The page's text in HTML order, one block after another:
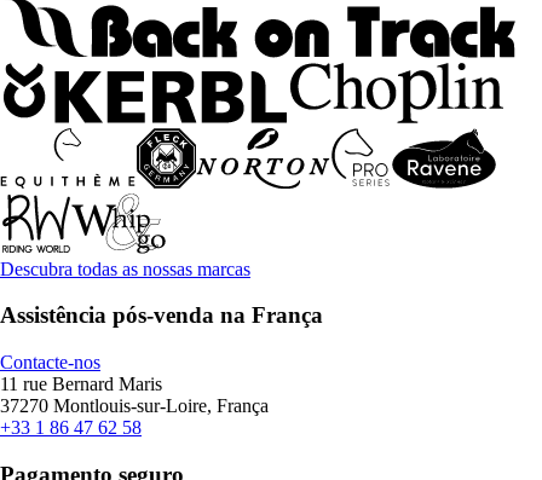
Descubra todas as nossas marcas
Assistência pós-venda na França
Contacte-nos
11 rue Bernard Maris
37270 Montlouis-sur-Loire, França
+33 1 86 47 62 58
Pagamento seguro